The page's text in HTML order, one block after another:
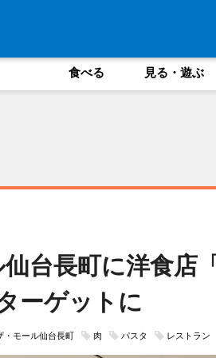
食べる 見る・遊ぶ
台長町に洋食店
ーゲットに
・モール仙台長町 肉 パスタ レストラン